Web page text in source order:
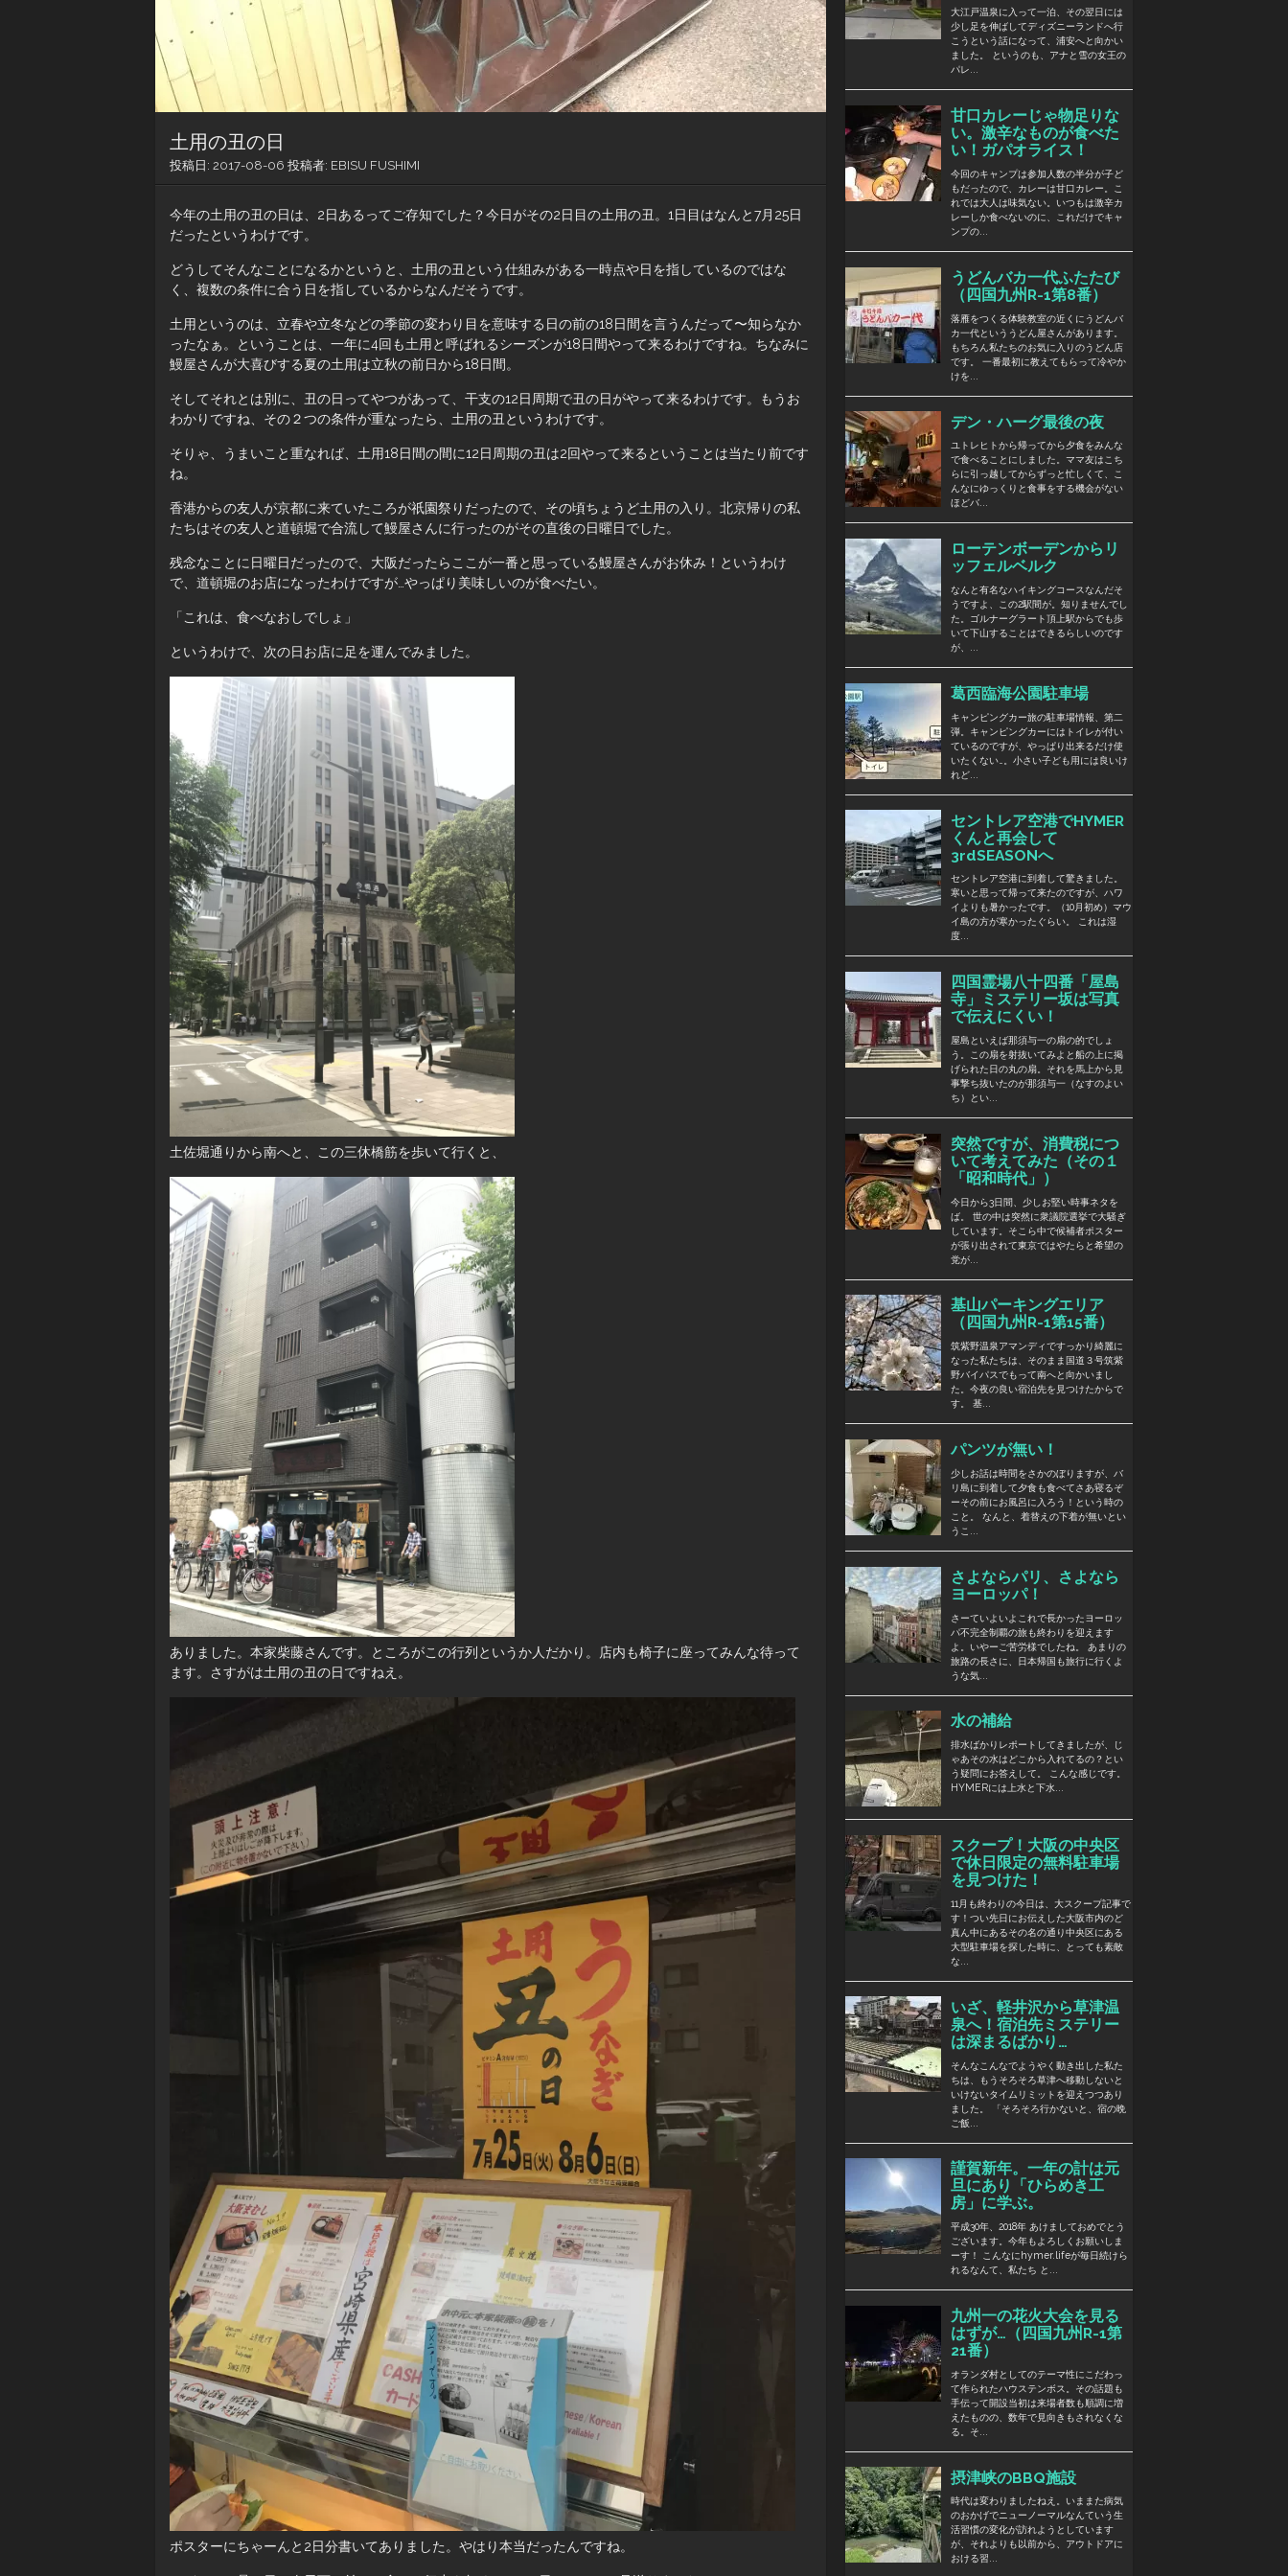
土用の丑の日
投稿日: 2017-08-06 投稿者: EBISU FUSHIMI
今年の土用の丑の日は、2日あるってご存知でした？今日がその2日目の土用の丑。1日目はなんと7月25日
だったというわけです。
どうしてそんなことになるかというと、土用の丑という仕組みがある一時点や日を指しているのではな
く、複数の条件に合う日を指しているからなんだそうです。
土用というのは、立春や立冬などの季節の変わり目を意味する日の前の18日間を言うんだって〜知らなか
ったなぁ。ということは、一年に4回も土用と呼ばれるシーズンが18日間やって来るわけですね。ちなみに
鰻屋さんが大喜びする夏の土用は立秋の前日から18日間。
そしてそれとは別に、丑の日ってやつがあって、干支の12日周期で丑の日がやって来るわけです。もうお
わかりですね、その２つの条件が重なったら、土用の丑というわけです。
そりゃ、うまいこと重なれば、土用18日間の間に12日周期の丑は2回やって来るということは当たり前です
ね。
香港からの友人が京都に来ていたころが祇園祭りだったので、その頃ちょうど土用の入り。北京帰りの私
たちはその友人と道頓堀で合流して鰻屋さんに行ったのがその直後の日曜日でした。
残念なことに日曜日だったので、大阪だったらここが一番と思っている鰻屋さんがお休み！というわけ
で、道頓堀のお店になったわけですが…やっぱり美味しいのが食べたい。
「これは、食べなおしでしょ」
というわけで、次の日お店に足を運んでみました。
土佐堀通りから南へと、この三休橋筋を歩いて行くと、
ありました。本家柴藤さんです。ところがこの行列というか人だかり。店内も椅子に座ってみんな待って
ます。さすがは土用の丑の日ですねえ。
ポスターにちゃーんと2日分書いてありました。やはり本当だったんですね。